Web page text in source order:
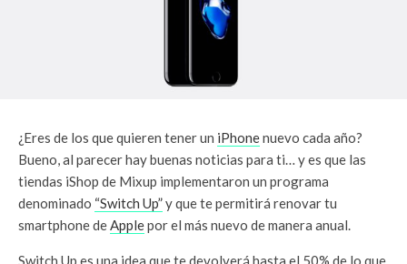
¿Eres de los que quieren tener un iPhonenuevo cada año?
Bueno, al parecer hay buenas noticias para ti… y es que las
tiendas iShop de Mixup implementaron un programa
denominado “Switch Up”y que te permitirá renovar tu
smartphone deApplepor el más nuevo de manera anual.
Switch Up es una idea que te devolverá hasta el 50% de lo que